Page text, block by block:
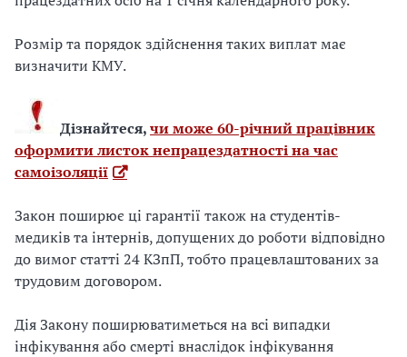
Розмір та порядок здійснення таких виплат має
визначити КМУ.
Дізнайтеся,чи може 60-річний працівник
оформити листок непрацездатності на час
самоізоляції
Закон поширює ці гарантії також на студентів-
медиків та інтернів, допущених до роботи відповідно
до вимог статті 24 КЗпП, тобто працевлаштованих за
трудовим договором.
Дія Закону поширюватиметься на всі випадки
інфікування або смерті внаслідок інфікування